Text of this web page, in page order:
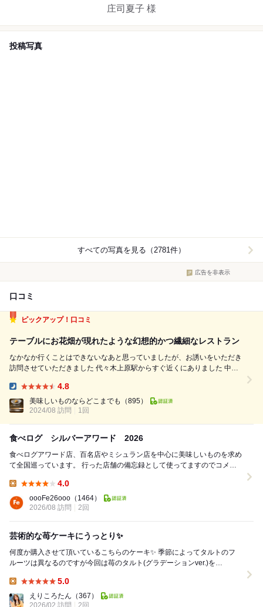
庄司夏子 様
投稿写真
すべての写真を見る（2781件）
広告を非表示
口コミ
ピックアップ！口コミ
テーブルにお花畑が現れたような幻想的かつ繊細なレストラン
なかなか行くことはできないなあと思っていましたが、お誘いをいただき
訪問させていただきました 代々木上原駅からすぐ近くにありました 中に
感じでカッコいいです まずは、ウニタルト一品目からやられました 濃厚
なウニ...
4.8
美味しいものならどこまでも
（895）
2024/08 訪問
1回
食べログ シルバーアワード 2026
食べログアワード店、百名店やミシュラン店を中心に美味しいものを求め
て全国巡っています。 行った店舗の備忘録として使ってますのでコメン
4.0
oooFe26ooo （1464）
2026/08 訪問
2回
芸術的な苺ケーキにうっとり✨
何度か購入させて頂いているこちらのケーキ✨ 季節によってタルトのフ
ルーツは異なるのですが今回は苺のタルト(グラデーションver.)を
5.0
えりころたん （367）